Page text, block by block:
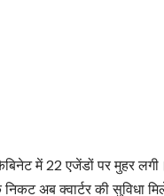
में 22 एजेंडों पर मुहर
अब क्वार्टर की सुविधा